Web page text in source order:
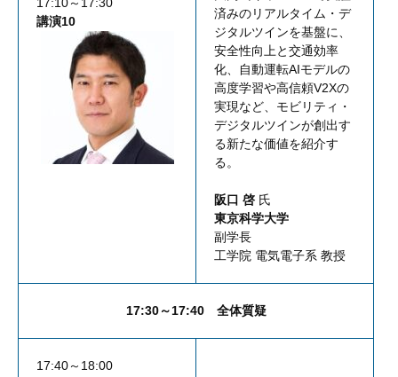
17:10～17:30
講演10
済みのリアルタイム・デ
ジタルツインを基盤に、
安全性向上と交通効率
化、自動運転AIモデルの
高度学習や高信頼V2Xの
実現など、モビリティ・
デジタルツインが創出す
る新たな価値を紹介す
る。
阪口 啓 氏
東京科学大学
副学長
工学院 電気電子系 教授
17:30～17:40 全体質疑
17:40～18:00